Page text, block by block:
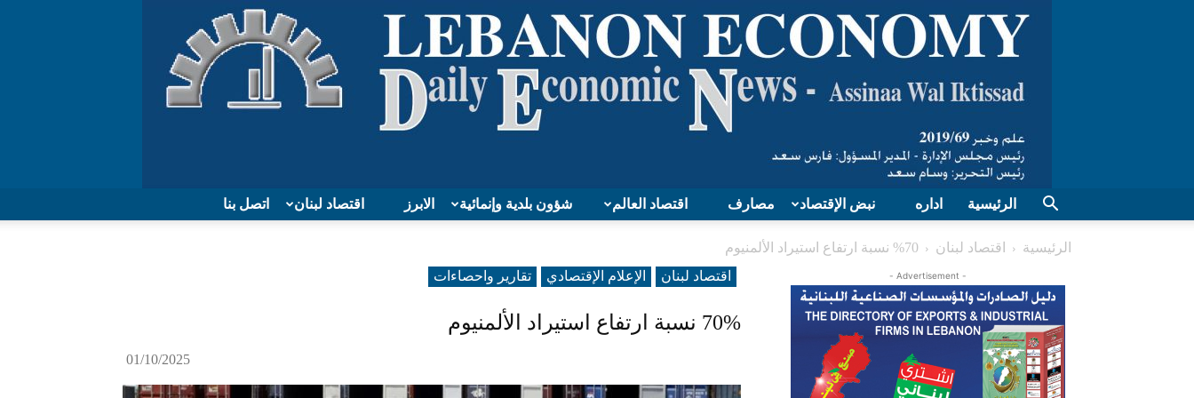
اتصل بنا اقتصاد لبنان الابرز شؤون بلدية وإنمائية اقتصاد العالم مصارف نبض الإقتصاد اداره الرئيسية
الرئيسية اقتصاد لبنان
70% نسبة ارتفاع استيراد الألمنيوم
اقتصاد لبنان
الإعلام الإقتصادي تقارير واحصاءات
70% نسبة ارتفاع استيراد الألمنيوم
01/10/2025
- Advertisement -